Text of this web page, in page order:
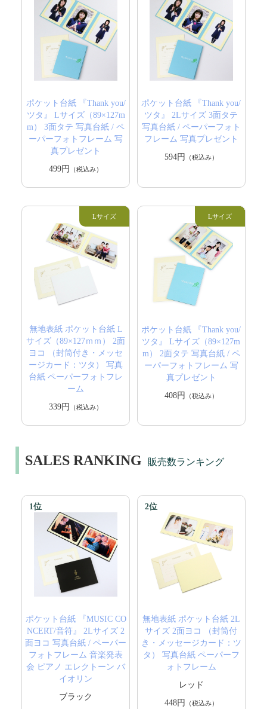
ポケット台紙 『Thank you/
ツタ』 Lサイズ（89×127m
m） 3面タテ 写真台紙 / ペ
ーパーフォトフレーム 写
真プレゼント
499円
（税込み）
ポケット台紙 『Thank you/
ツタ』 2Lサイズ 3面タテ
写真台紙 / ペーパーフォト
フレーム 写真プレゼント
594円
（税込み）
無地表紙 ポケット台紙 L
サイズ（89×127ｍｍ） 2面
ヨコ （封筒付き・メッセ
ージカード：ツタ） 写真
台紙 ペーパーフォトフレ
ーム
339円
（税込み）
ポケット台紙 『Thank you/
ツタ』 Lサイズ（89×127m
m） 2面タテ 写真台紙 / ペ
ーパーフォトフレーム 写
真プレゼント
408円
（税込み）
SALES RANKING 販売数ランキング
1位
ポケット台紙 『MUSIC CO
NCERT/音符』 2Lサイズ 2
面ヨコ 写真台紙 / ペーパー
フォトフレーム 音楽発表
会 ピアノ エレクトーン バ
イオリン
ブラック
2位
無地表紙 ポケット台紙 2L
サイズ 2面ヨコ （封筒付
き・メッセージカード：ツ
タ） 写真台紙 ペーパーフ
ォトフレーム
レッド
448円
（税込み）